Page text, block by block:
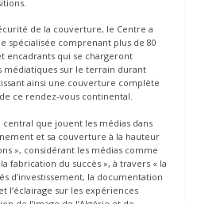
de la couverture, le Centre a
spécialisée comprenant plus de 80
encadrants qui se chargeront
médiatiques sur le terrain durant
ainsi une couverture complète
ce rendez-vous continental.
que jouent les médias dans
et sa couverture à la hauteur
», considérant les médias comme
fabrication du succès », à travers « la
d’investissement, la documentation
l’éclairage sur les expériences